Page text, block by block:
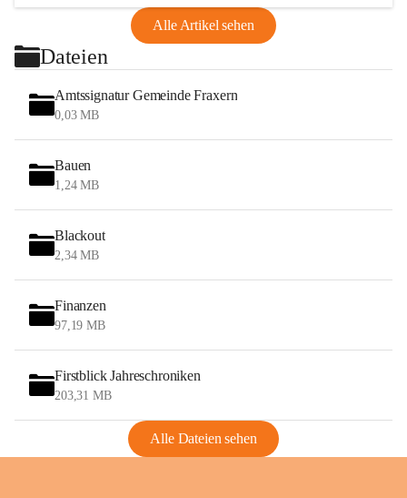
Alle Artikel sehen
Dateien
Amtssignatur Gemeinde Fraxern
0,03 MB
Bauen
1,24 MB
Blackout
2,34 MB
Finanzen
97,19 MB
Firstblick Jahreschroniken
203,31 MB
Alle Dateien sehen